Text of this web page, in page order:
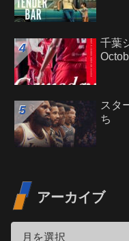
千葉
スタ
ち
アーカイブ